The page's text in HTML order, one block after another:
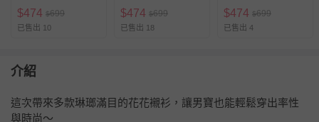
色
$474 $699
已售出 10
$474 $699
已售出 18
$474 $699
已售出 4
介紹
這次帶來多款琳瑯滿目的花花襯衫，讓男寶也能輕鬆穿出率性
與時尚～